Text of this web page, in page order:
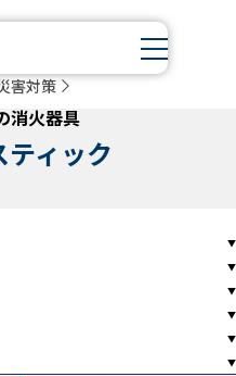
害対策
消火器具
ィック